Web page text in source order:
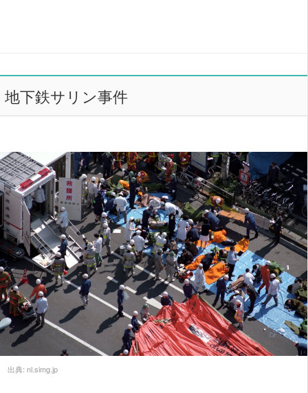
地下鉄サリン事件
出典: nl.simg.jp